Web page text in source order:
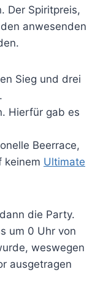
Der Spiritpreis,
anwesenden
Sieg und drei
Hierfür gab es
Beerrace,
keinem Ultimate
die Party.
um 0 Uhr von
weswegen
ausgetragen